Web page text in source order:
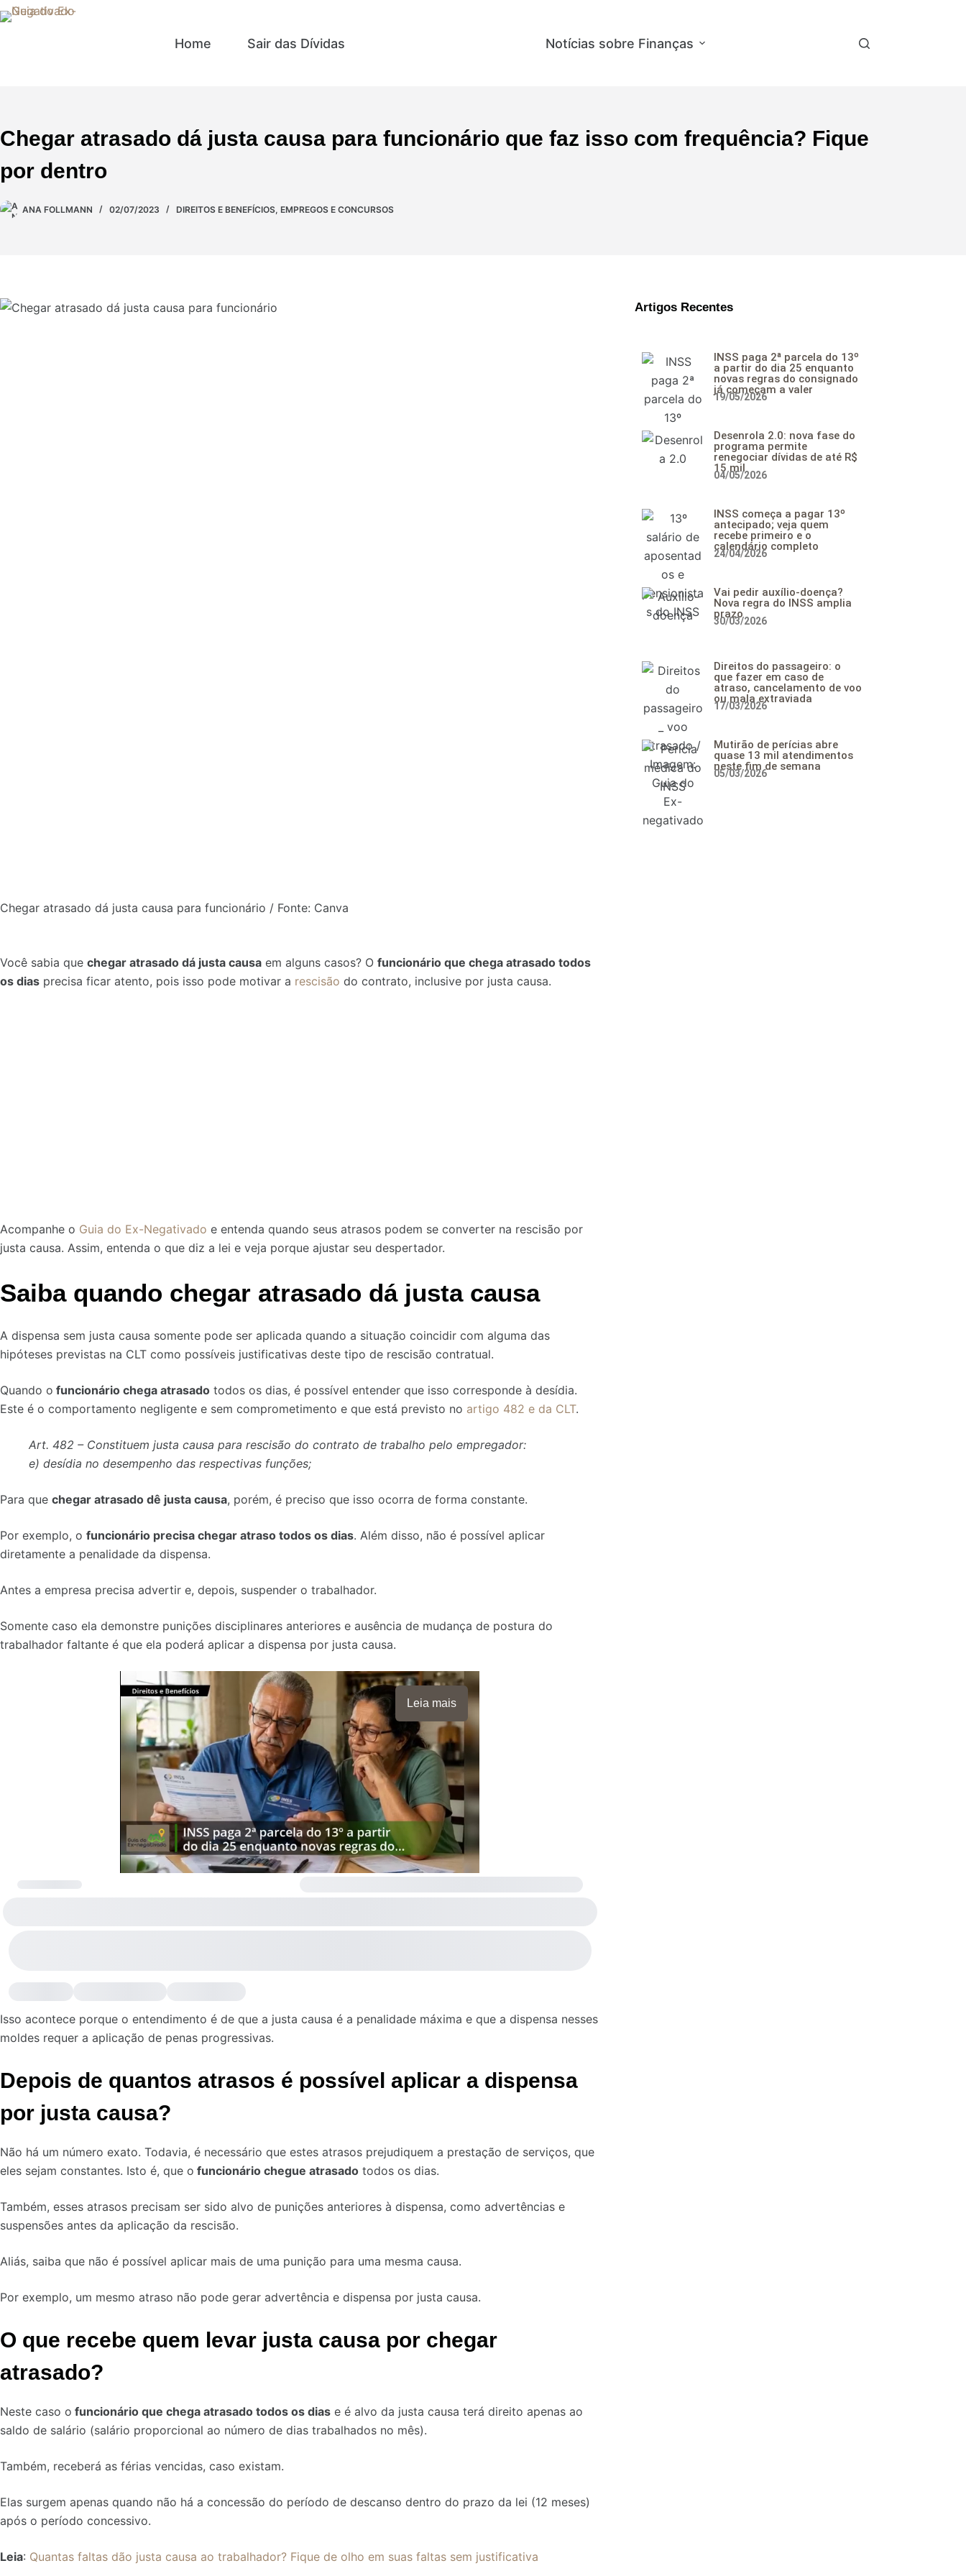
Home Sair das Dívidas Notícias sobre Finanças Empregos e Concursos
Chegar atrasado dá justa causa para funcionário que faz isso com frequência? Fique
por dentro
ANA FOLLMANN 02/07/2023 DIREITOS E BENEFÍCIOS, EMPREGOS E CONCURSOS
Chegar atrasado dá justa causa para funcionário / Fonte: Canva
Você sabia que chegar atrasado dá justa causa em alguns casos? O funcionário que chega atrasado todos
os dias precisa ficar atento, pois isso pode motivar a rescisão do contrato, inclusive por justa causa.
Acompanhe o Guia do Ex-Negativado e entenda quando seus atrasos podem se converter na rescisão por
justa causa. Assim, entenda o que diz a lei e veja porque ajustar seu despertador.
Saiba quando chegar atrasado dá justa causa
A dispensa sem justa causa somente pode ser aplicada quando a situação coincidir com alguma das
hipóteses previstas na CLT como possíveis justificativas deste tipo de rescisão contratual.
Quando o funcionário chega atrasado todos os dias, é possível entender que isso corresponde à desídia.
Este é o comportamento negligente e sem comprometimento e que está previsto no artigo 482 e da CLT.
Art. 482 – Constituem justa causa para rescisão do contrato de trabalho pelo empregador:
e) desídia no desempenho das respectivas funções;
Para que chegar atrasado dê justa causa, porém, é preciso que isso ocorra de forma constante.
Por exemplo, o funcionário precisa chegar atraso todos os dias. Além disso, não é possível aplicar
diretamente a penalidade da dispensa.
Antes a empresa precisa advertir e, depois, suspender o trabalhador.
Somente caso ela demonstre punições disciplinares anteriores e ausência de mudança de postura do
trabalhador faltante é que ela poderá aplicar a dispensa por justa causa.
Leia mais
Isso acontece porque o entendimento é de que a justa causa é a penalidade máxima e que a dispensa nesses
moldes requer a aplicação de penas progressivas.
Depois de quantos atrasos é possível aplicar a dispensa
por justa causa?
Não há um número exato. Todavia, é necessário que estes atrasos prejudiquem a prestação de serviços, que
eles sejam constantes. Isto é, que o funcionário chegue atrasado todos os dias.
Também, esses atrasos precisam ser sido alvo de punições anteriores à dispensa, como advertências e
suspensões antes da aplicação da rescisão.
Aliás, saiba que não é possível aplicar mais de uma punição para uma mesma causa.
Por exemplo, um mesmo atraso não pode gerar advertência e dispensa por justa causa.
O que recebe quem levar justa causa por chegar
atrasado?
Neste caso o funcionário que chega atrasado todos os dias e é alvo da justa causa terá direito apenas ao
saldo de salário (salário proporcional ao número de dias trabalhados no mês).
Também, receberá as férias vencidas, caso existam.
Elas surgem apenas quando não há a concessão do período de descanso dentro do prazo da lei (12 meses)
após o período concessivo.
Leia: Quantas faltas dão justa causa ao trabalhador? Fique de olho em suas faltas sem justificativa
Artigos Recentes
INSS paga 2ª parcela do 13º
a partir do dia 25 enquanto
novas regras do consignado
já começam a valer
19/05/2026
Desenrola 2.0: nova fase do
programa permite
renegociar dívidas de até R$
15 mil
04/05/2026
INSS começa a pagar 13º
antecipado; veja quem
recebe primeiro e o
calendário completo
24/04/2026
Vai pedir auxílio-doença?
Nova regra do INSS amplia
prazo
30/03/2026
Direitos do passageiro: o
que fazer em caso de
atraso, cancelamento de voo
ou mala extraviada
17/03/2026
Mutirão de perícias abre
quase 13 mil atendimentos
neste fim de semana
05/03/2026